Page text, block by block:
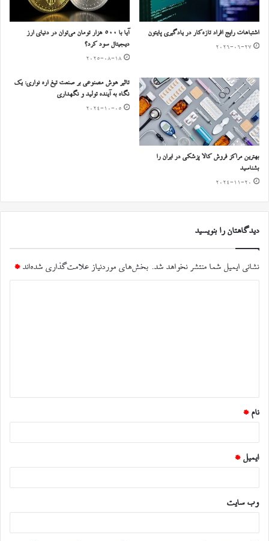
اشتباهات رایج افراد تازه‌کار در یادگیری پایتون
2026-06-27
آیا با ۵۰۰ هزار تومان می‌توان در دنیای ارز
دیجیتال سود کرد؟
2025-08-18
بهترین مراکز فروش کالا پزشکی در ایران را
بشناسید
2024-11-20
تاثیر هوش مصنوعی بر صنعت تیغ اره نواری: یک
نگاه به آینده تولید و نگهداری
2024-10-05
دیدگاهتان را بنویسید
نشانی ایمیل شما منتشر نخواهد شد. بخش‌های موردنیاز علامت‌گذاری شده‌اند *
*
نام *
ایمیل *
وب‌ سایت